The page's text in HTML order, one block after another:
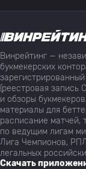
Винрейтинг —
букмекерских
(реестровая
и обзоры
материалы для
расписание матчей,
по ведущим лигам
Лига Чемпионов,
легальных
Скачать